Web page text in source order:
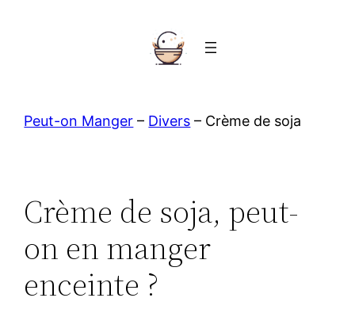
Peut-on Manger – Divers – Crème de soja
Crème de soja, peut-
on en manger
enceinte ?